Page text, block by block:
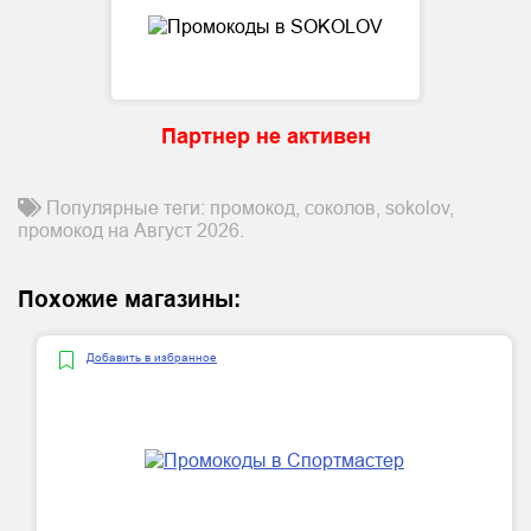
Партнер не активен
Популярные теги: промокод, соколов, sokolov,
промокод на Август 2026.
Похожие магазины:
Добавить в избранное